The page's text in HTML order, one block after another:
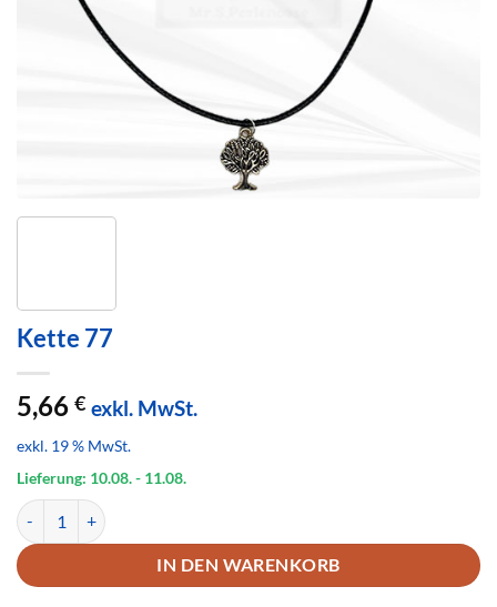
Kette 77
5,66 € exkl. MwSt.
exkl. 19 % MwSt.
Lieferung: 10.08.- 11.08.
Kette 77 Menge
IN DEN WARENKORB